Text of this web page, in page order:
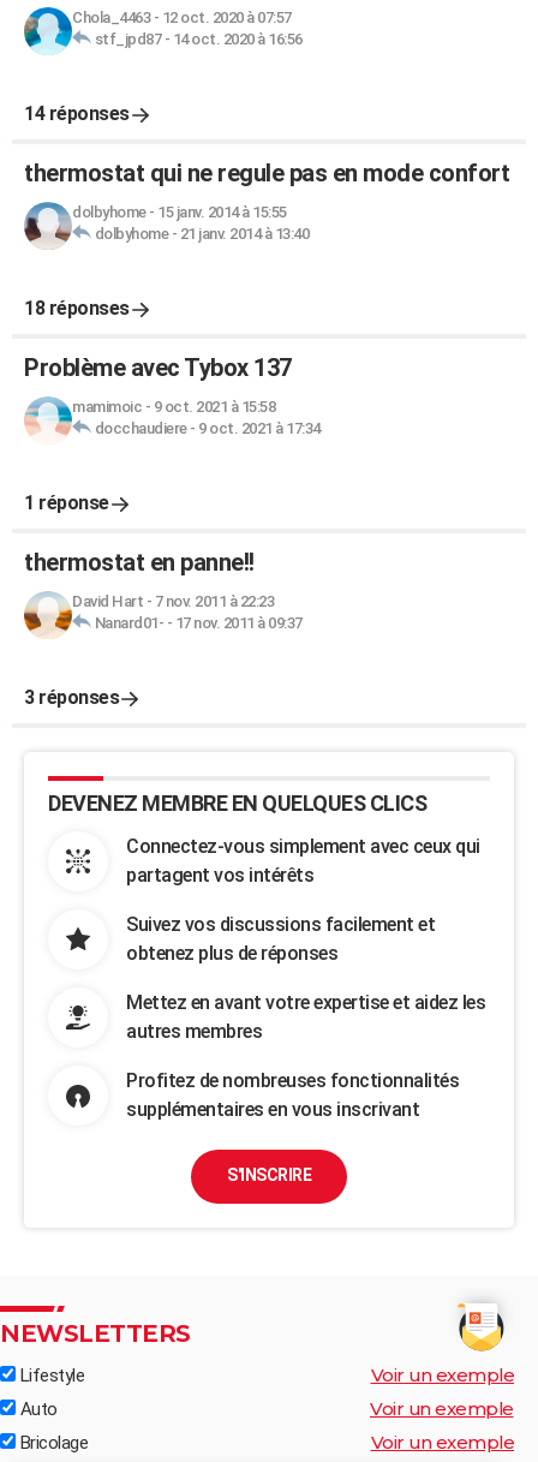
Chola_4463- 12 oct. 2020 à 07:57
stf_jpd87- 14 oct. 2020 à 16:56
14 réponses
thermostat qui ne regule pas en mode confort
dolbyhome- 15 janv. 2014 à 15:55
dolbyhome- 21 janv. 2014 à 13:40
18 réponses
Problème avec Tybox 137
mamimoic - 9 oct. 2021 à 15:58
docchaudiere- 9 oct. 2021 à 17:34
1 réponse
thermostat en panne!!
David Hart - 7 nov. 2011 à 22:23
Nanard01- - 17 nov. 2011 à 09:37
3 réponses
DEVENEZ MEMBRE EN QUELQUES CLICS
Connectez-vous simplement avec ceux qui
partagent vos intérêts
Suivez vos discussions facilement et
obtenez plus de réponses
Mettez en avant votre expertise et aidez les
autres membres
Profitez de nombreuses fonctionnalités
supplémentaires en vous inscrivant
S'INSCRIRE
NEWSLETTERS
Lifestyle Voir un exemple
Auto Voir un exemple
Bricolage Voir un exemple